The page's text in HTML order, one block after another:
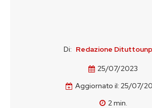
Di: Redazione
25/07/2023
Aggiornato il: 25/07/
2min.